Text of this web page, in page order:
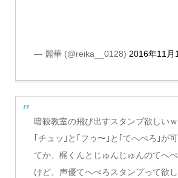
— 麗華 (@reika__0128) 2016年11月
暗殺教室の飛び出すスタンプ欲しい
｢チュッ｣と｢フゥ〜｣と｢てへぺろ｣が
てか、梶くんとじゅんじゅんのてへ
けど、声優てへぺろスタンプって欲